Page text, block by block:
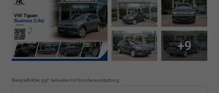
+9
Beispielbilder, ggf. teilweise mit Sonderausstattung